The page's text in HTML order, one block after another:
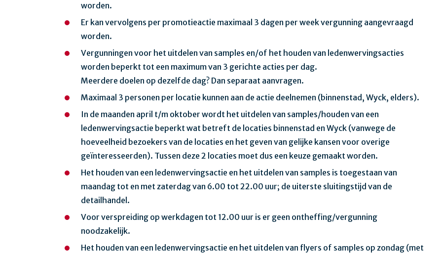
worden.
Er kan vervolgens per promotieactie maximaal 3 dagen per week vergunning aangevraagd
worden.
Vergunningen voor het uitdelen van samples en/of het houden van ledenwervingsacties
worden beperkt tot een maximum van 3 gerichte acties per dag.
Meerdere doelen op dezelfde dag? Dan separaat aanvragen.
Maximaal 3 personen per locatie kunnen aan de actie deelnemen (binnenstad, Wyck, elders).
In de maanden april t/m oktober wordt het uitdelen van samples/houden van een
ledenwervingsactie beperkt wat betreft de locaties binnenstad en Wyck (vanwege de
hoeveelheid bezoekers van de locaties en het geven van gelijke kansen voor overige
geïnteresseerden). Tussen deze 2 locaties moet dus een keuze gemaakt worden.
Het houden van een ledenwervingsactie en het uitdelen van samples is toegestaan van
maandag tot en met zaterdag van 6.00 tot 22.00 uur; de uiterste sluitingstijd van de
detailhandel.
Voor verspreiding op werkdagen tot 12.00 uur is er geen ontheffing/vergunning
noodzakelijk.
Het houden van een ledenwervingsactie en het uitdelen van flyers of samples op zondag (met